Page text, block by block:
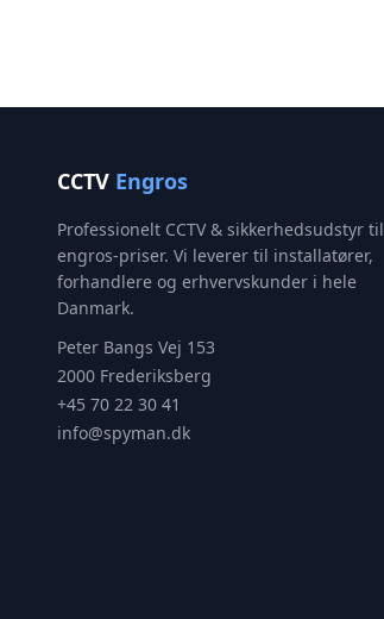
CCTV Engros
Professionelt CCTV & sikkerhedsudstyr til
engros-priser. Vi leverer til installatører,
forhandlere og erhvervskunder i hele
Danmark.
Peter Bangs Vej 153
2000 Frederiksberg
+45 70 22 30 41
info@spyman.dk